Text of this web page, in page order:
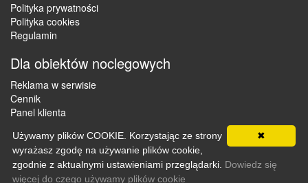
Polityka prywatności
Polityka cookies
Regulamin
Dla obiektów noclegowych
Reklama w serwisie
Cennik
Panel klienta
Copyright © 2012 - 2026 ZaklepNocleg.pl. Wszystkie prawa
zastrzeżone
✖
Używamy plików COOKIE. Korzystając ze strony
wyrażasz zgodę na używanie plików cookie,
zgodnie z aktualnymi ustawieniami przeglądarki. Dowiedz się
więcej do czego używamy plików cookie